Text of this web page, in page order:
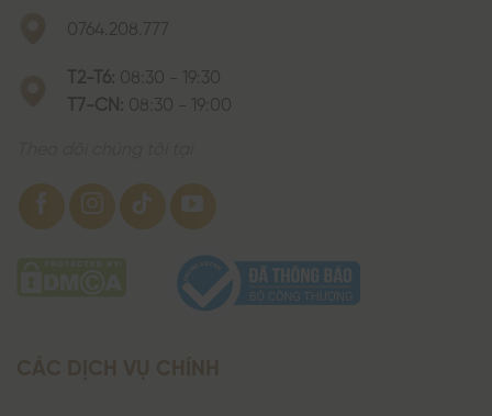
0764.208.777
T2-T6: 08:30 - 19:30
T7-CN: 08:30 - 19:00